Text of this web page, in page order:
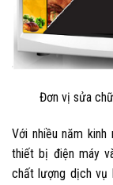
Đơn vị sửa
Với nhiều năm
thiết bị điện máy
chất lượng dịch vụ